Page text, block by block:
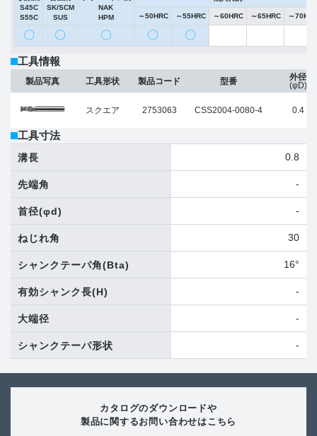
S45C
S55C
SK/SCM
SUS
NAK
HPM
～50HRC ～55HRC ～60HRC ～65HRC ～
〇 〇 〇 〇 〇
工具情報
製品写真 工具形状
スクエア
製品コード
2753063
型番
CSS2004-0080-4
外径
(φD)
0.4
工具寸法
溝長 0.8
先端角 -
首径(φd) -
ねじれ角 30
シャンクテーパ角(Bta) 16°
有効シャンク長(H) -
大端径 -
シャンクテーパ形状 -
カタログのダウンロードや
製品に関するお問い合わせはこちら